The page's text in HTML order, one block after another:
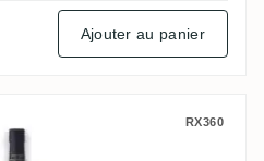
Ajouter au panier
Blanc 62 RX360